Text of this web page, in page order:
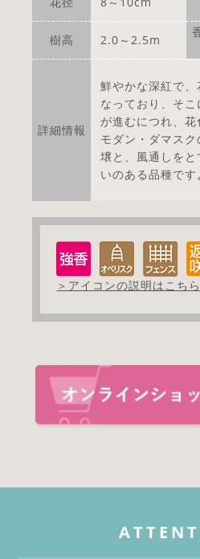
樹高 2.0～2.5m
詳細情報
鮮やかな深紅で
なっており、そ
が進むにつれ、
モダン・ダマス
壌と、風通しを
いのある品種です
＞アイコンの説明はこちら